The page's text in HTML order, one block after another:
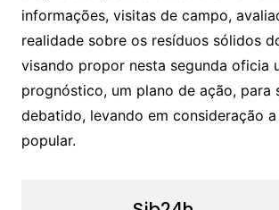
informações, visitas de campo,
realidade sobre os resíduos sólidos
visando propor nesta segunda oficia
prognóstico, um plano de ação, para
debatido, levando em consideração
popular.